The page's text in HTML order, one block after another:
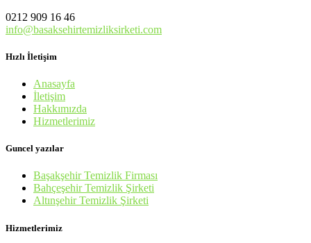
0212 909 16 46
info@basaksehirtemizliksirketi.com
Hızlı İletişim
Anasayfa
İletişim
Hakkımızda
Hizmetlerimiz
Guncel yazılar
Başakşehir Temizlik Firması
Bahçeşehir Temizlik Şirketi
Altınşehir Temizlik Şirketi
Hizmetlerimiz